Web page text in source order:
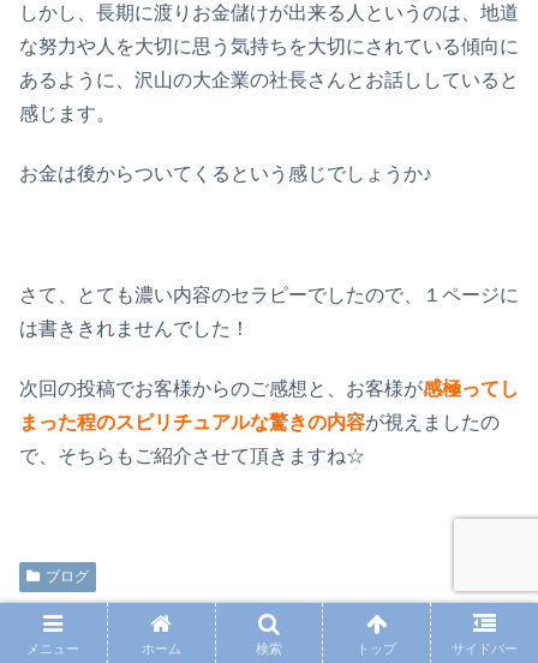
しかし、長期に渡りお金儲けが出来る人というのは、地道
な努力や人を大切に思う気持ちを大切にされている傾向に
あるように、沢山の大企業の社長さんとお話ししていると
感じます。
お金は後からついてくるという感じでしょうか♪
さて、とても濃い内容のセラピーでしたので、１ページに
は書ききれませんでした！
次回の投稿でお客様からのご感想と、お客様が感極ってし
まった程のスピリチュアルな驚きの内容が視えましたの
で、そちらもご紹介させて頂きますね☆
ブログ
シェアする
メニュー ホーム 検索 トップ サイドバー